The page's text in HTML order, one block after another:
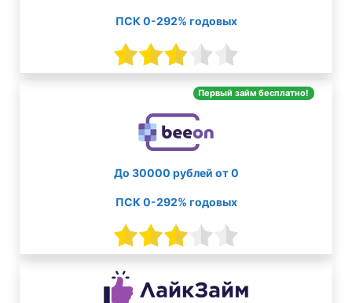
ПСК 0-292% годовых
Первый займ бесплатно!
До 30000 рублей от 0
ПСК 0-292% годовых